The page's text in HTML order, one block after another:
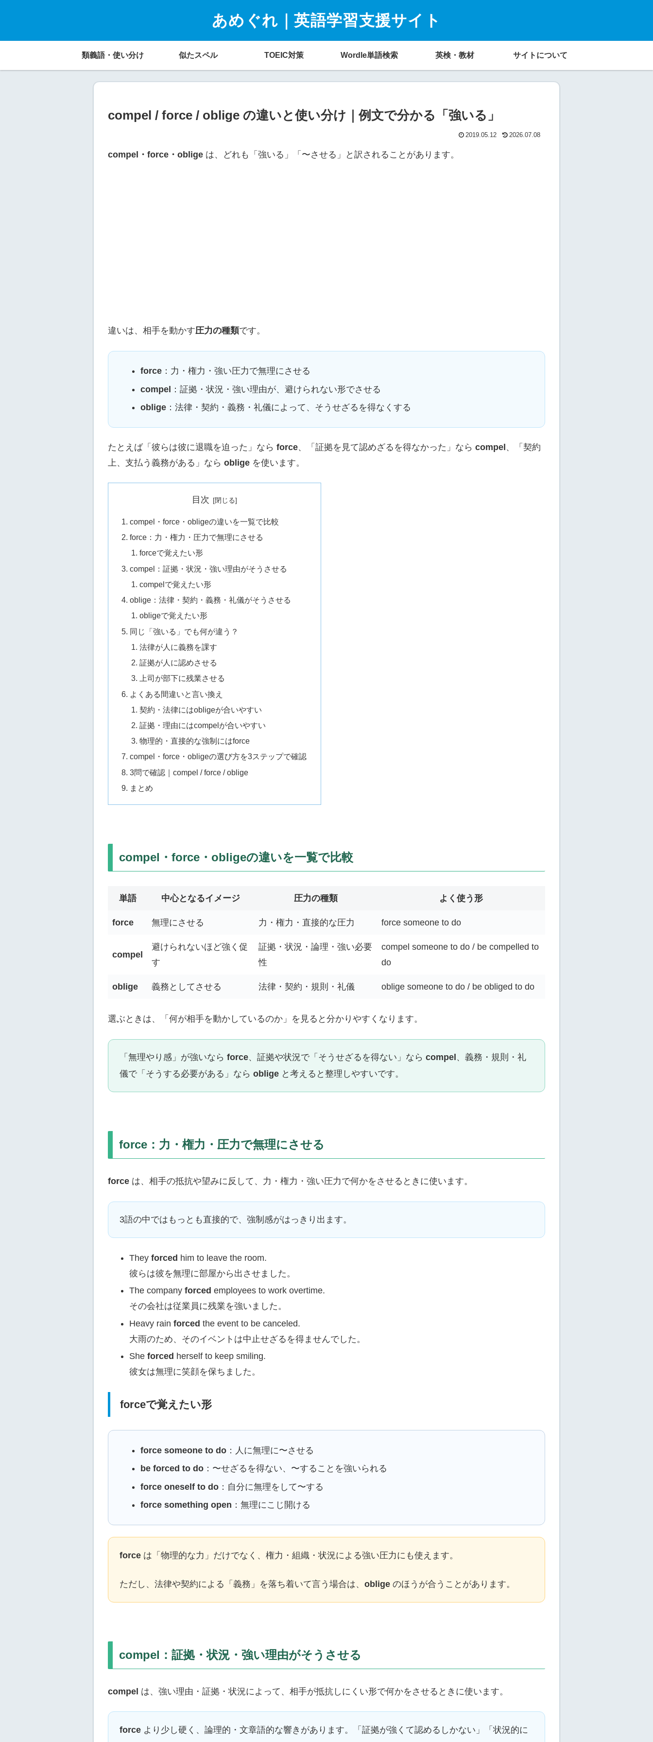
あめぐれ｜英語学習支援サイト
類義語・使い分け 似たスペル TOEIC対策 Wordle単語検索 英検・教材 サイトについて
compel / force / oblige の違いと使い分け｜例文で分かる「強いる」
2019.05.12 2026.07.08
compel・force・oblige は、どれも「強いる」「〜させる」と訳されることがあります。
違いは、相手を動かす圧力の種類です。
force ：力・権力・強い圧力で無理にさせる
compel ：証拠・状況・強い理由が、避けられない形でさせる
oblige ：法律・契約・義務・礼儀によって、そうせざるを得なくする
たとえば「彼らは彼に退職を迫った」なら force、「証拠を見て認めざるを得なかった」なら compel、「契約
上、支払う義務がある」なら oblige を使います。
目次
compel・force・obligeの違いを一覧で比較
force：力・権力・圧力で無理にさせる
forceで覚えたい形
compel：証拠・状況・強い理由がそうさせる
compelで覚えたい形
oblige：法律・契約・義務・礼儀がそうさせる
obligeで覚えたい形
同じ「強いる」でも何が違う？
法律が人に義務を課す
証拠が人に認めさせる
上司が部下に残業させる
よくある間違いと言い換え
契約・法律にはobligeが合いやすい
証拠・理由にはcompelが合いやすい
物理的・直接的な強制にはforce
compel・force・obligeの選び方を3ステップで確認
3問で確認｜compel / force / oblige
まとめ
compel・force・obligeの違いを一覧で比較
単語 中心となるイメージ 圧力の種類 よく使う形
force 無理にさせる 力・権力・直接的な圧力 force someone to do
compel
避けられないほど強く促
す
証拠・状況・論理・強い必要
性
compel someone to do / be compelled to
do
oblige 義務としてさせる 法律・契約・規則・礼儀 oblige someone to do / be obliged to do
選ぶときは、「何が相手を動かしているのか」を見ると分かりやすくなります。
「無理やり感」が強いなら force、証拠や状況で「そうせざるを得ない」なら compel 、義務・規則・礼
儀で「そうする必要がある」なら obligeと考えると整理しやすいです。
force：力・権力・圧力で無理にさせる
force は、相手の抵抗や望みに反して、力・権力・強い圧力で何かをさせるときに使います。
3語の中ではもっとも直接的で、強制感がはっきり出ます。
They forced him to leave the room.
彼らは彼を無理に部屋から出させました。
The company forced employees to work overtime.
その会社は従業員に残業を強いました。
Heavy rain forced the event to be canceled.
大雨のため、そのイベントは中止せざるを得ませんでした。
She forced herself to keep smiling.
彼女は無理に笑顔を保ちました。
forceで覚えたい形
force someone to do ：人に無理に〜させる
be forced to do ：〜せざるを得ない、〜することを強いられる
force oneself to do ：自分に無理をして〜する
force something open ：無理にこじ開ける
forceは「物理的な力」だけでなく、権力・組織・状況による強い圧力にも使えます。
ただし、法律や契約による「義務」を落ち着いて言う場合は、 obligeのほうが合うことがあります。
compel：証拠・状況・強い理由がそうさせる
compel は、強い理由・証拠・状況によって、相手が抵抗しにくい形で何かをさせるときに使います。
forceより少し硬く、論理的・文章語的な響きがあります。「証拠が強くて認めるしかない」「状況的に